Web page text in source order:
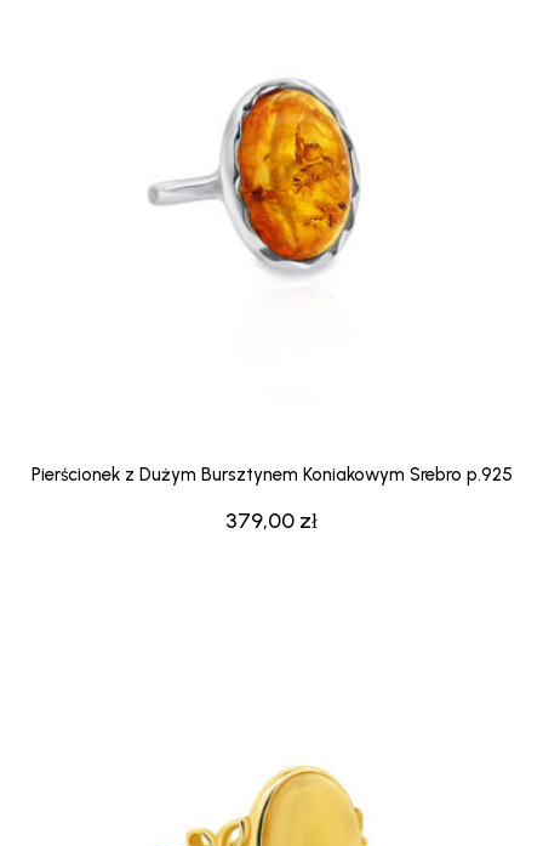
379,00 zł
Pierścionek z Dużym Bursztynem Koniakowym Srebro p.925